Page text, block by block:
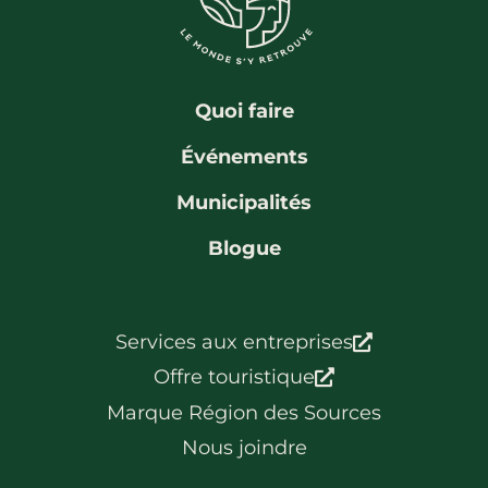
Bénévolat
Communauté d’affaires
Travailleurs autonomes
Coups de cœur
Pédalez!
Blogue
Quoi faire
Événements
Municipalités
Blogue
Services aux entreprises
Offre touristique
Marque Région des Sources
Nous joindre